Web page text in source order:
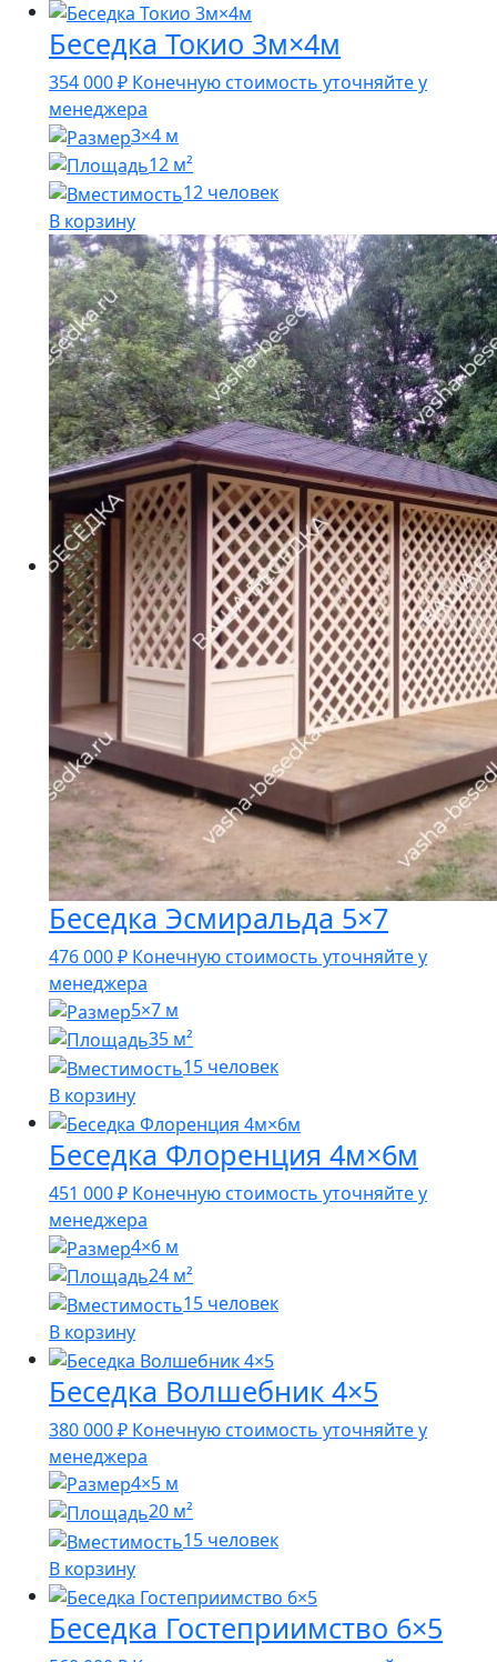
Беседка Токио 3м×4м
354 000₽ Конечную стоимость уточняйте у
менеджера
3×4 м
12 м²
12 человек
В корзину
Беседка Эсмиральда 5×7
476 000₽ Конечную стоимость уточняйте у
менеджера
5×7 м
35 м²
15 человек
В корзину
Беседка Флоренция 4м×6м
451 000₽ Конечную стоимость уточняйте у
менеджера
4×6 м
24 м²
15 человек
В корзину
Беседка Волшебник 4×5
380 000₽ Конечную стоимость уточняйте у
менеджера
4×5 м
20 м²
15 человек
В корзину
Беседка Гостеприимство 6×5